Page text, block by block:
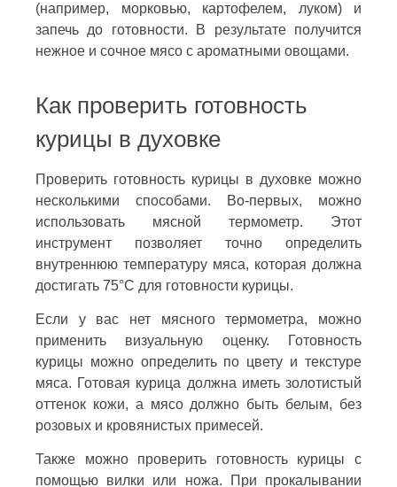
(например, морковью, картофелем, луком) и
запечь до готовности. В результате получится
нежное и сочное мясо с ароматными овощами.
Как проверить готовность
курицы в духовке
Проверить готовность курицы в духовке можно
несколькими способами. Во-первых, можно
использовать мясной термометр. Этот
инструмент позволяет точно определить
внутреннюю температуру мяса, которая должна
достигать 75°C для готовности курицы.
Если у вас нет мясного термометра, можно
применить визуальную оценку. Готовность
курицы можно определить по цвету и текстуре
мяса. Готовая курица должна иметь золотистый
оттенок кожи, а мясо должно быть белым, без
розовых и кровянистых примесей.
Также можно проверить готовность курицы с
помощью вилки или ножа. При прокалывании